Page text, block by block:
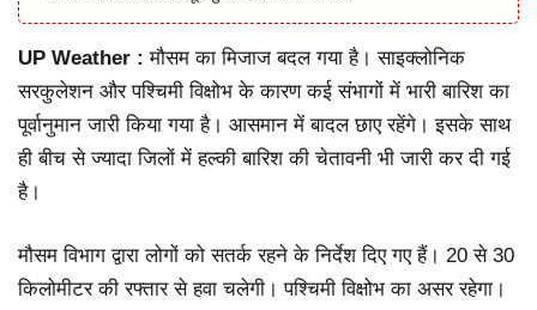
UP Weather :मौसम का मिजाज बदल गया है। साइक्लोनिक
सरकुलेशन और पश्चिमी विक्षोभ के कारण कई संभागों में भारी बारिश का
पूर्वानुमान जारी किया गया है। आसमान में बादल छाए रहेंगे। इसके साथ
ही बीच से ज्यादा जिलों में हल्की बारिश की चेतावनी भी जारी कर दी गई
है।
मौसम विभाग द्वारा लोगों को सतर्क रहने के निर्देश दिए गए हैं। 20 से 30
किलोमीटर की रफ्तार से हवा चलेगी। पश्चिमी विक्षोभ का असर रहेगा।